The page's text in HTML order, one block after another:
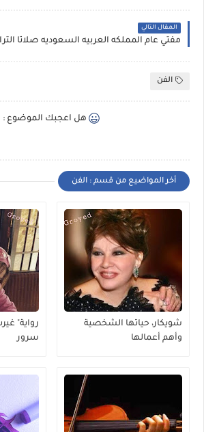
المقال التالي
الفن
هل اعجبك الموضوع :
أخر المواضيع من قسم : الفن
شويكار، حياتها الشخصية
وأهم أعمالها
رواية"
سرور